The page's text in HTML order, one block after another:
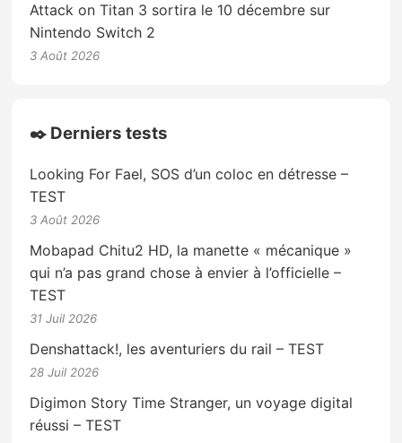
Attack on Titan 3 sortira le 10 décembre sur
Nintendo Switch 2
3 Août 2026
✒️ Derniers tests
Looking For Fael, SOS d’un coloc en détresse –
TEST
3 Août 2026
Mobapad Chitu2 HD, la manette « mécanique »
qui n’a pas grand chose à envier à l’officielle –
TEST
31 Juil 2026
Denshattack!, les aventuriers du rail – TEST
28 Juil 2026
Digimon Story Time Stranger, un voyage digital
réussi – TEST